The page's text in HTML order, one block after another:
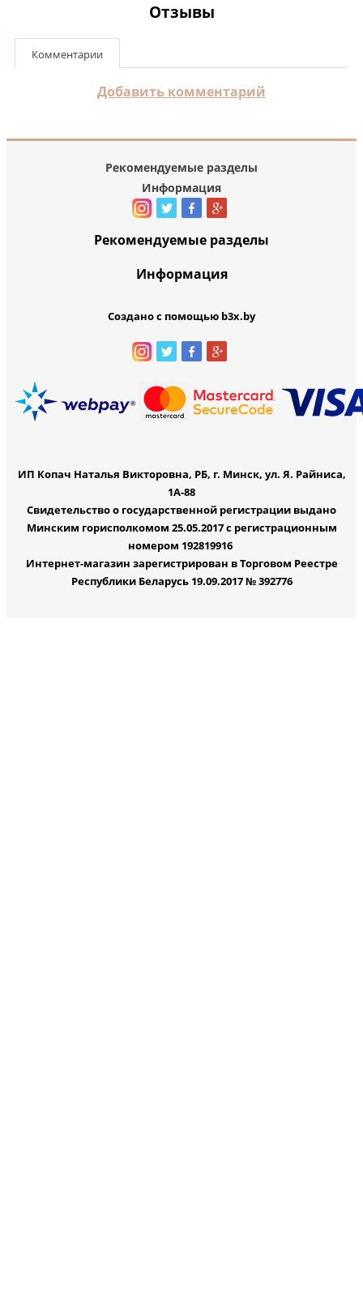
Отзывы
Комментарии
Добавить комментарий
Рекомендуемые разделы
Информация
Рекомендуемые разделы
Информация
Создано с помощью b3x.by
ИП Копач Наталья Викторовна, РБ, г. Минск, ул. Я. Райниса,
1А-88
Свидетельство о государственной регистрации выдано
Минским горисполкомом 25.05.2017 с регистрационным
номером 192819916
Интернет-магазин зарегистрирован в Торговом Реестре
Республики Беларусь 19.09.2017 № 392776